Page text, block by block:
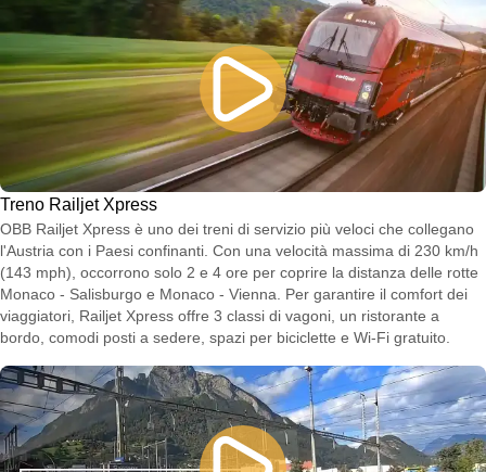
Treno Railjet Xpress
OBB Railjet Xpress è uno dei treni di servizio più veloci che collegano
l'Austria con i Paesi confinanti. Con una velocità massima di 230 km/h
(143 mph), occorrono solo 2 e 4 ore per coprire la distanza delle rotte
Monaco - Salisburgo e Monaco - Vienna. Per garantire il comfort dei
viaggiatori, Railjet Xpress offre 3 classi di vagoni, un ristorante a
bordo, comodi posti a sedere, spazi per biciclette e Wi-Fi gratuito.